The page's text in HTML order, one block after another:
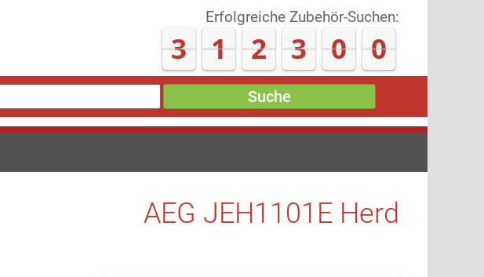
Erfolgreiche Zubehör-Suchen:
3 1 2 3 0 7
Suche
AEG JEH1101E Herd